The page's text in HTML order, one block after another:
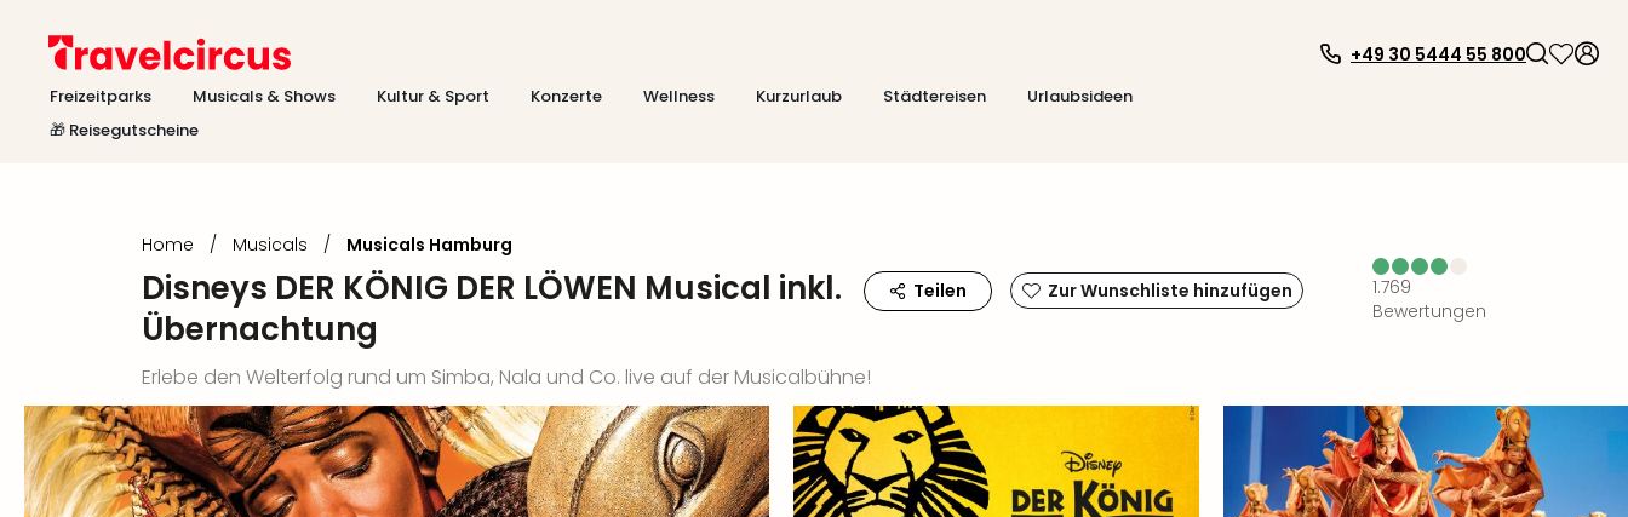
Freizeitparks Musicals & Shows Kultur & Sport Konzerte Wellness Kurzurlaub Städtereisen
Urlaubsideen
🎁 Reisegutscheine
+49 30 5444 55 800
Home / Musicals / Musicals Hamburg
Disneys DER KÖNIG DER LÖWEN Musical inkl.
Übernachtung
Teilen Zur Wunschliste hinzufügen
1.769
Bewertungen
Erlebe den Welterfolg rund um Simba, Nala und Co. live auf der Musicalbühne!